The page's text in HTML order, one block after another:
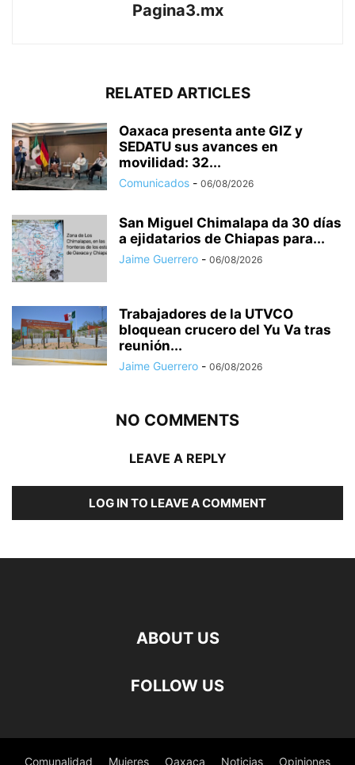
Pagina3.mx
RELATED ARTICLES
Oaxaca presenta ante GIZ y
SEDATU sus avances en
movilidad: 32...
Comunicados - 06/08/2026
San Miguel Chimalapa da 30 días
a ejidatarios de Chiapas para...
Jaime Guerrero - 06/08/2026
Trabajadores de la UTVCO
bloquean crucero del Yu Va tras
reunión...
Jaime Guerrero - 06/08/2026
NO COMMENTS
LEAVE A REPLY
LOG IN TO LEAVE A COMMENT
ABOUT US
FOLLOW US
Comunalidad Mujeres Oaxaca Noticias Opiniones